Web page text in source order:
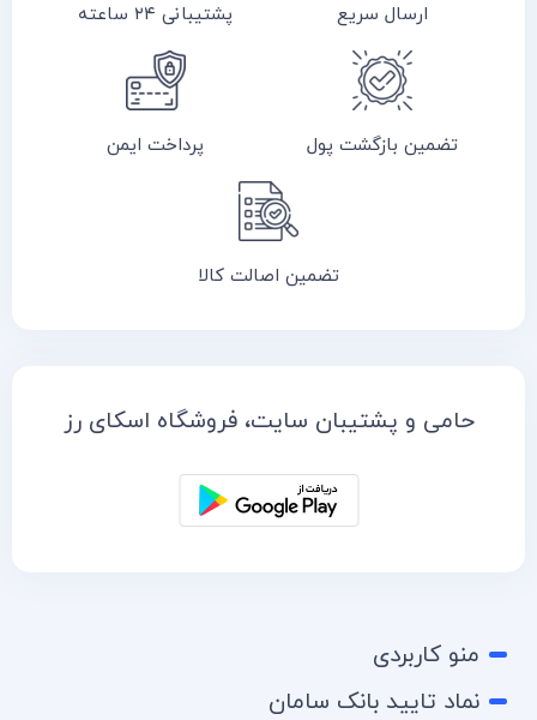
ارسال سریع پشتیبانی ۲۴ ساعته
تضمین بازگشت پول پرداخت ایمن
تضمین اصالت کالا
حامی و پشتیبان سایت، فروشگاه اسکای رز
منو کاربردی
نماد تایید بانک سامان